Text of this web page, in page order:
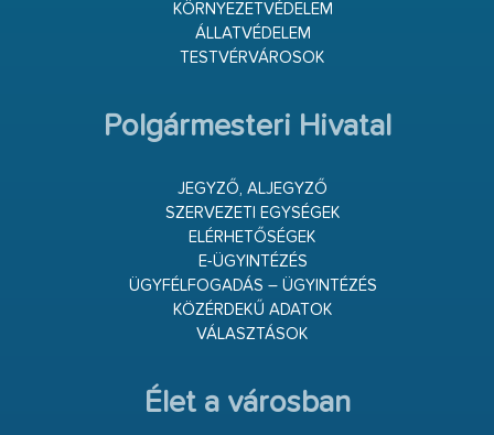
KÖRNYEZETVÉDELEM
ÁLLATVÉDELEM
TESTVÉRVÁROSOK
Polgármesteri Hivatal
JEGYZŐ, ALJEGYZŐ
SZERVEZETI EGYSÉGEK
ELÉRHETŐSÉGEK
E-ÜGYINTÉZÉS
ÜGYFÉLFOGADÁS – ÜGYINTÉZÉS
KÖZÉRDEKŰ ADATOK
VÁLASZTÁSOK
Élet a városban